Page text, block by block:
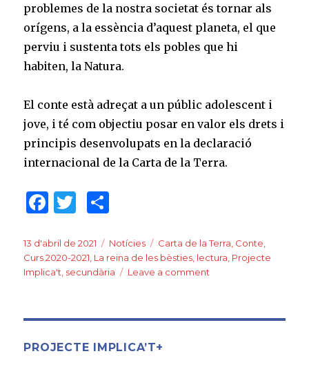
problemes de la nostra societat és tornar als
orígens, a la essència d’aquest planeta, el que
perviu i sustenta tots els pobles que hi
habiten, la Natura.
El conte està adreçat a un públic adolescent i
jove, i té com objectiu posar en valor els drets i
principis desenvolupats en la declaració
internacional de la Carta de la Terra.
F
c
e
o
k
T
it
te
m
p
te
Posted
on
13 d'abril de 2021 Categories
Notícies Tags
Carta de la Terra Conte
Curs 2020-2021 La reina de les bèsties lectura Projecte
Implica't secundària Leave a comment
PROJECTE IMPLICA’T+